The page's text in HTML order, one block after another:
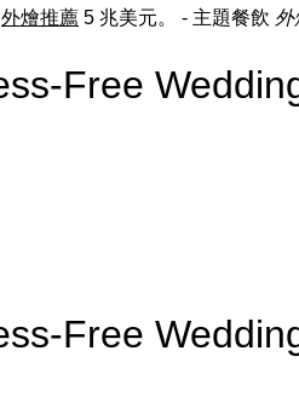
外燴推薦 5 兆美元。 - 主題餐飲 外
Free
Free